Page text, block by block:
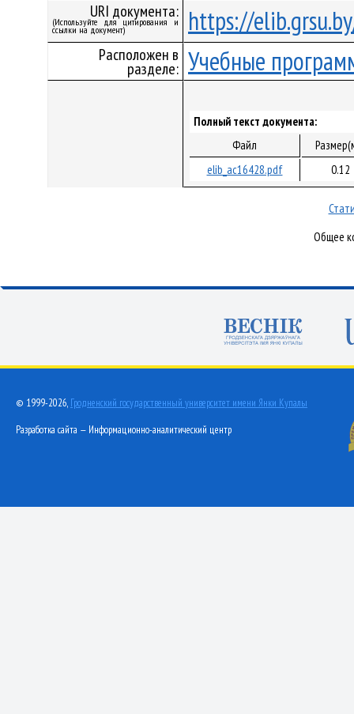
URI документа:
(Используйте для цитирования и
ссылки на документ) https://
Расположен в
разделе: Учебные
Полный текст документа:
Файл
elib_ac16428.pdf
0.12
Общее
© 1999-2026, Гродненский государственный университет имени Янки Купалы
Разработка сайта — Информационно-аналитический центр